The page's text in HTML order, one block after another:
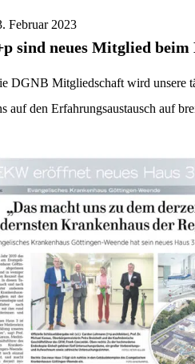
Februar 2023
sind neues Mitglied beim
DGNB Mitgliedschaft wird unsere
auf den Erfahrungsaustausch auf